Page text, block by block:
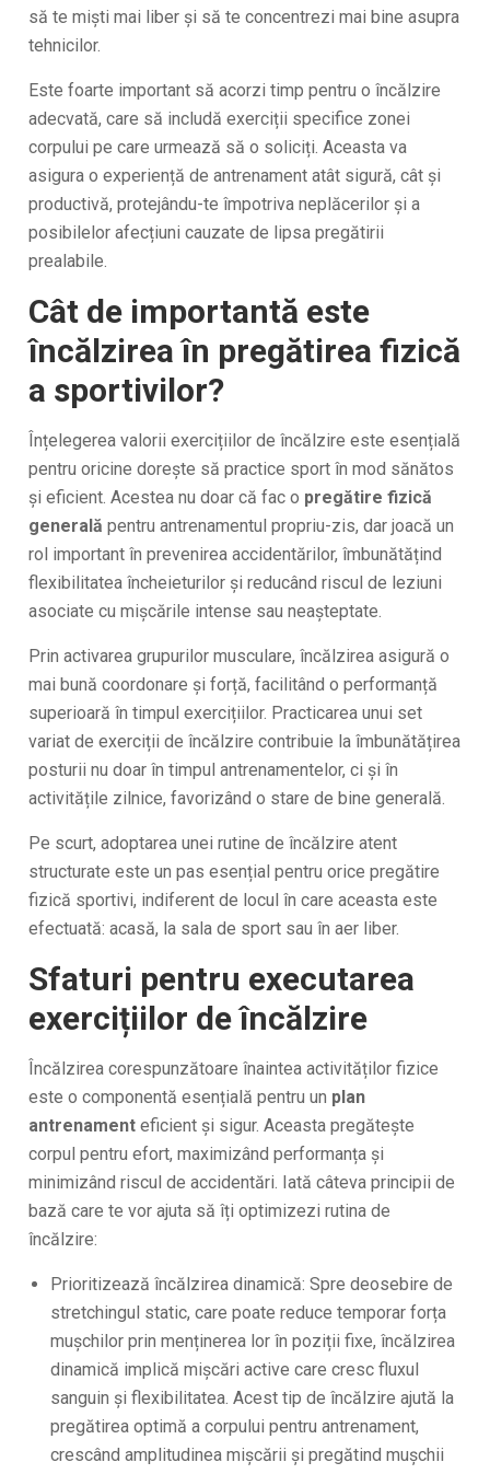
să te miști mai liber și să te concentrezi mai bine asupra
tehnicilor.
Este foarte important să acorzi timp pentru o încălzire
adecvată, care să includă exerciții specifice zonei
corpului pe care urmează să o soliciți. Aceasta va
asigura o experiență de antrenament atât sigură, cât și
productivă, protejându-te împotriva neplăcerilor și a
posibilelor afecțiuni cauzate de lipsa pregătirii
prealabile.
Cât de importantă este
încălzirea în pregătirea fizică
a sportivilor?
Înțelegerea valorii exercițiilor de încălzire este esențială
pentru oricine dorește să practice sport în mod sănătos
și eficient. Acestea nu doar că fac o pregătire fizică
generală pentru antrenamentul propriu-zis, dar joacă un
rol important în prevenirea accidentărilor, îmbunătățind
flexibilitatea încheieturilor și reducând riscul de leziuni
asociate cu mișcările intense sau neașteptate.
Prin activarea grupurilor musculare, încălzirea asigură o
mai bună coordonare și forță, facilitând o performanță
superioară în timpul exercițiilor. Practicarea unui set
variat de exerciții de încălzire contribuie la îmbunătățirea
posturii nu doar în timpul antrenamentelor, ci și în
activitățile zilnice, favorizând o stare de bine generală.
Pe scurt, adoptarea unei rutine de încălzire atent
structurate este un pas esențial pentru orice pregătire
fizică sportivi, indiferent de locul în care aceasta este
efectuată: acasă, la sala de sport sau în aer liber.
Sfaturi pentru executarea
exercițiilor de încălzire
Încălzirea corespunzătoare înaintea activităților fizice
este o componentă esențială pentru un plan
antrenament eficient și sigur. Aceasta pregătește
corpul pentru efort, maximizând performanța și
minimizând riscul de accidentări. Iată câteva principii de
bază care te vor ajuta să îți optimizezi rutina de
încălzire:
Prioritizează încălzirea dinamică: Spre deosebire de
stretchingul static, care poate reduce temporar forța
mușchilor prin menținerea lor în poziții fixe, încălzirea
dinamică implică mișcări active care cresc fluxul
sanguin și flexibilitatea. Acest tip de încălzire ajută la
pregătirea optimă a corpului pentru antrenament,
crescând amplitudinea mișcării și pregătind mușchii